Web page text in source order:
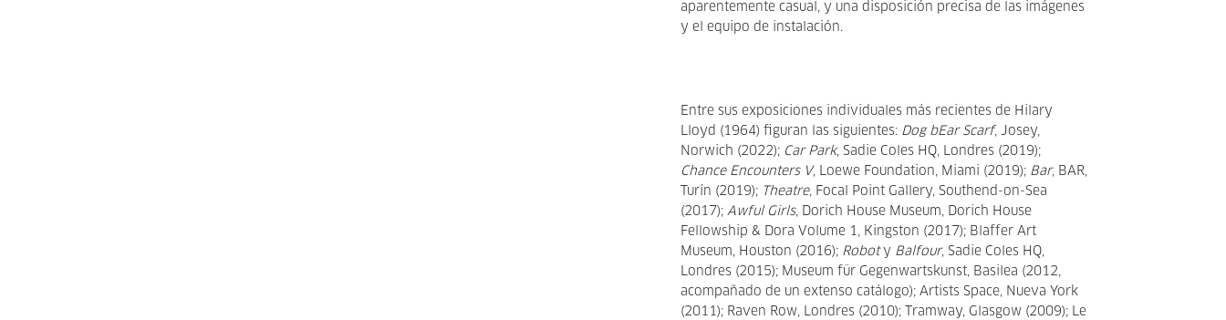
aparentemente casual, y una disposición precisa de las imágenes
y el equipo de instalación.
Entre sus exposiciones individuales más recientes de Hilary
Lloyd (1964) figuran las siguientes: Dog bEar Scarf, Josey,
Norwich (2022); Car Park, Sadie Coles HQ, Londres (2019);
Chance Encounters V, Loewe Foundation, Miami (2019); Bar, BAR,
Turín (2019); Theatre, Focal Point Gallery, Southend-on-Sea
(2017);Awful Girls, Dorich House Museum, Dorich House
Fellowship & Dora Volume 1, Kingston (2017); Blaffer Art
Museum, Houston (2016); Roboty Balfour, Sadie Coles HQ,
Londres (2015); Museum für Gegenwartskunst, Basilea (2012,
acompañado de un extenso catálogo); Artists Space, Nueva York
(2011); Raven Row, Londres (2010); Tramway, Glasgow (2009); Le